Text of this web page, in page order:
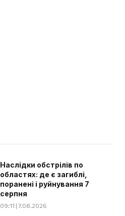
Наслідки обстрілів по
областях: де є загиблі,
поранені і руйнування 7
серпня
09:11 | 7.08.2026